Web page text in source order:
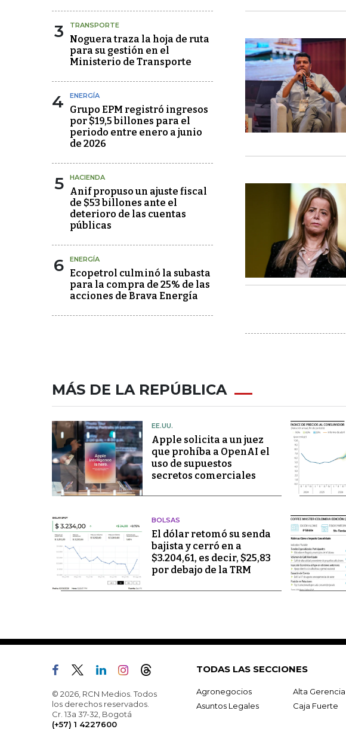
3 TRANSPORTE
Noguera traza la hoja de ruta
para su gestión en el
Ministerio de Transporte
4 ENERGÍA
Grupo EPM registró ingresos
por $19,5 billones para el
periodo entre enero a junio
de 2026
5 HACIENDA
Anif propuso un ajuste fiscal
de $53 billones ante el
deterioro de las cuentas
públicas
6 ENERGÍA
Ecopetrol culminó la subasta
para la compra de 25% de las
acciones de Brava Energía
MÁS DE LA REPÚBLICA
EE.UU.
Apple solicita a un juez
que prohíba a OpenAI el
uso de supuestos
secretos comerciales
BOLSAS
El dólar retomó su senda
bajista y cerró en a
$3.204,61, es decir, $25,83
por debajo de la TRM
© 2026, RCN Medios. Todos
los derechos reservados.
Cr. 13a 37-32, Bogotá
(+57) 1 4227600
TODAS LAS SECCIONES
Agronegocios Alta Gerencia
Asuntos Legales
Caja Fuerte